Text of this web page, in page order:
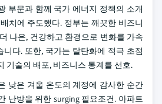
부문과 함께 국가 에너지 정책의 소개
치에 주도했다. 정부는 깨끗한 비즈니
나은, 건강하고 환경으로 변화를 가속
다. 또한, 국가는 탈탄화에 적극 초점
기술의 배포, 비즈니스 통계를 선호.
낮은 겨울 온도의 계정에 감사한 순간
난방을 위한 surging 필요조건. 아파트